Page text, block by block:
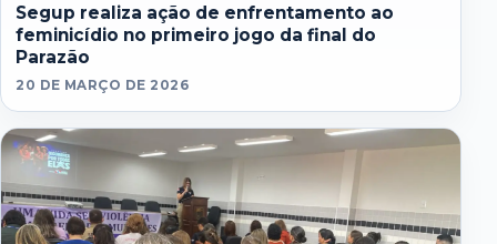
Segup realiza ação de enfrentamento ao
feminicídio no primeiro jogo da final do
Parazão
20 DE MARÇO DE 2026